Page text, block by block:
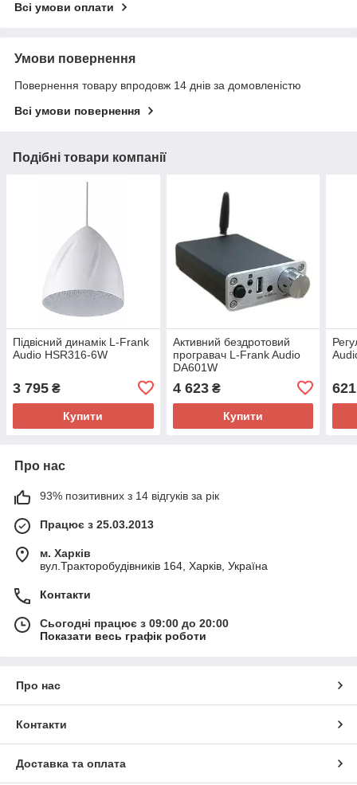
Всі умови оплати
Умови повернення
Повернення товару впродовж 14 днів за домовленістю
Всі умови повернення
Подібні товари компанії
Підвісний динамік L-Frank
Audio HSR316-6W
3 795 ₴
Купити
Активний бездротовий
програвач L-Frank Audio
DA601W
4 623₴
Купити
621
Про нас
93% позитивних з 14 відгуків за рік
Працює з 25.03.2013
м. Харків
вул.Тракторобудівників 164, Харків, Україна
Контакти
Сьогодні працює з 09:00 до 20:00
Показати весь графік роботи
Про нас
Контакти
Доставка та оплата